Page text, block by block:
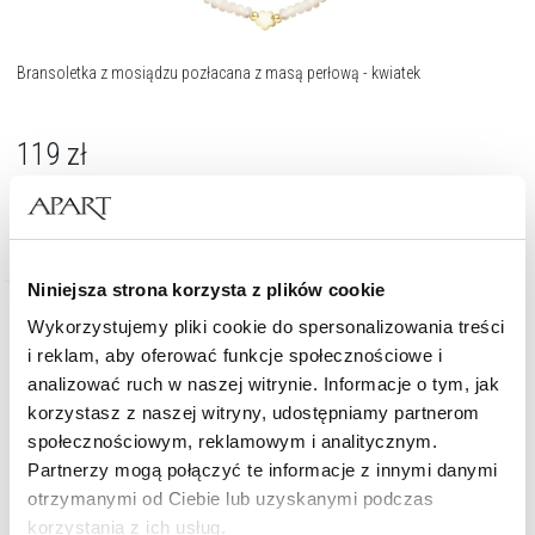
Niniejsza strona korzysta z plików cookie
Wykorzystujemy pliki cookie do spersonalizowania treści
i reklam, aby oferować funkcje społecznościowe i
analizować ruch w naszej witrynie. Informacje o tym, jak
korzystasz z naszej witryny, udostępniamy partnerom
społecznościowym, reklamowym i analitycznym.
Partnerzy mogą połączyć te informacje z innymi danymi
otrzymanymi od Ciebie lub uzyskanymi podczas
korzystania z ich usług.
Bransoletka z mosiądzu pozłacana z masą perłową - kwiatek
119 zł